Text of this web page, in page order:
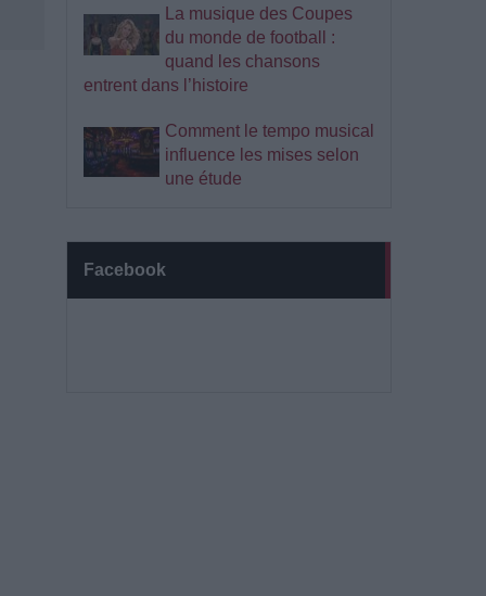
La musique des Coupes
du monde de football :
quand les chansons
entrent dans l’histoire
Comment le tempo musical
influence les mises selon
une étude
Facebook